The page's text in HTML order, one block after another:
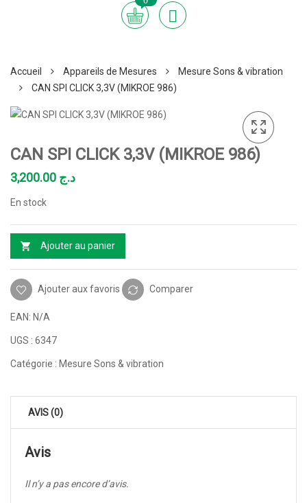
Accueil Appareils de Mesures
Mesure Sons & vibration
CAN SPI CLICK 3,3V (MIKROE 986)
CAN SPI CLICK 3,3V (MIKROE 986)
د.ج
En stock
Ajouter au panier
Ajouter aux favoris Comparer
EAN: N/A
UGS : 6347
Catégorie : Mesure Sons & vibration
AVIS (0)
Avis
Il n’y a pas encore d’avis.